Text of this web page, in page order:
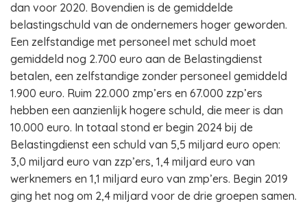
dan voor 2020. Bovendien is de gemiddelde
belastingschuld van de ondernemers hoger geworden.
Een zelfstandige met personeel met schuld moet
gemiddeld nog 2.700 euro aan de Belastingdienst
betalen, een zelfstandige zonder personeel gemiddeld
1.900 euro. Ruim 22.000 zmp’ers en 67.000 zzp’ers
hebben een aanzienlijk hogere schuld, die meer is dan
10.000 euro. In totaal stond er begin 2024 bij de
Belastingdienst een schuld van 5,5 miljard euro open:
3,0 miljard euro van zzp’ers, 1,4 miljard euro van
werknemers en 1,1 miljard euro van zmp’ers. Begin 2019
ging het nog om 2,4 miljard voor de drie groepen samen.